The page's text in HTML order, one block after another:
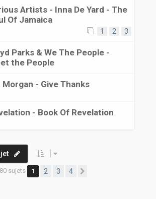
Artists - Inna De Yard - The
Of Jamaica
1 2 3
Parks & We The People -
the People
Morgan - Give Thanks
- Book Of Revelation
80 sujets 1 2 3 4